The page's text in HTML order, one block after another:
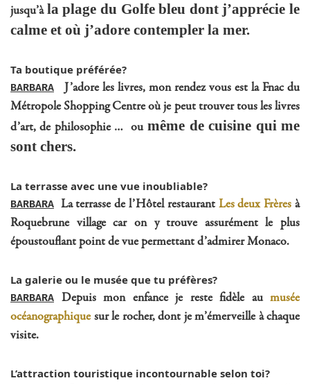
jusqu’à la plage du Golfe bleu dont j’apprécie le
calme et où j’adore contempler la mer.
Ta boutique préférée?
BARBARA J’adore les livres, mon rendez vous est la Fnac du
Métropole Shopping Centre où je peut trouver tous les livres
d’art, de philosophie … oumême de cuisine qui me
sont chers.
La terrasse avec une vue inoubliable?
BARBARA La terrasse de l’Hôtel restaurant Les deux Frères à
Roquebrune village car on y trouve assurément le plus
époustouflant point de vue permettant d’admirer Monaco.
La galerie ou le musée que tu préfères?
BARBARA Depuis mon enfance je reste fidèle au musée
océanographiquesur le rocher, dont je m’émerveille à chaque
visite.
L’attraction touristique incontournable selon toi?